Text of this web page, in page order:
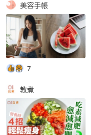
美容手帳
7
教煮